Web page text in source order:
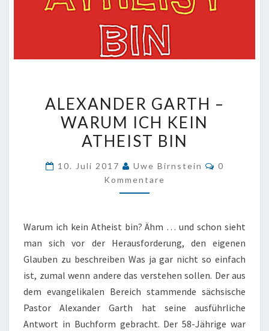
GARTH
–
WARUM
KEIN
ALEXANDER GARTH –
WARUM ICH KEIN
ATHEIST BIN
10. Juli 2017 Uwe Birnstein
0
Kommentare
Warum ich kein Atheist bin? Ähm … und schon sieht
man sich vor der Herausforderung, den eigenen
Glauben zu beschreiben Was ja gar nicht so einfach
ist, zumal wenn andere das verstehen sollen. Der aus
dem evangelikalen Bereich stammende sächsische
Pastor Alexander Garth hat seine ausführliche
Antwort in Buchform gebracht. Der 58-Jährige war